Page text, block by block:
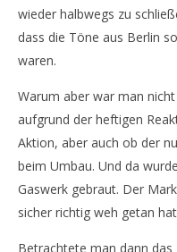
wieder halbwegs zu
dass die Töne aus Berlin
waren.
Warum aber war man
aufgrund der heftigen
Aktion, aber auch ob der
beim Umbau. Und da
Gaswerk gebraut. Der
sicher richtig weh getan
Betrachtete man dann